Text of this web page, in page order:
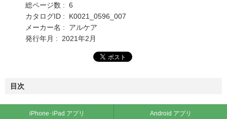
総ページ数 : 6
カタログID : K0021_0596_007
メーカー名 : アルケア
発行年月 : 2021年2月
目次
iPhone･iPad アプリ Android アプリ